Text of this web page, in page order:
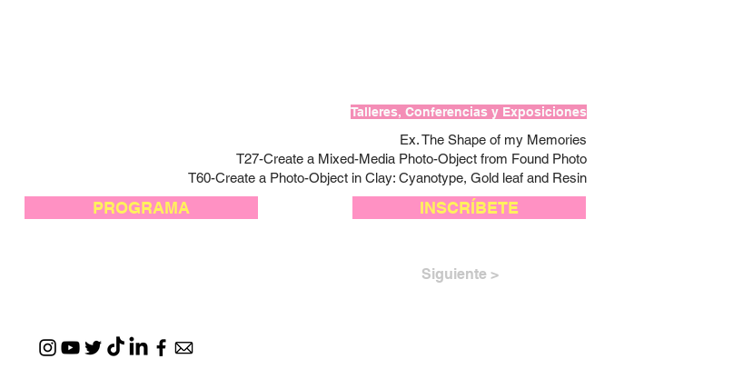
Talleres, Conferencias y Exposiciones
Ex. The Shape of my Memories
T27-Create a Mixed-Media Photo-Object from Found Photo
T60-Create a Photo-Object in Clay: Cyanotype, Gold leaf and Resin
PROGRAMA INSCRÍBETE
Siguiente >